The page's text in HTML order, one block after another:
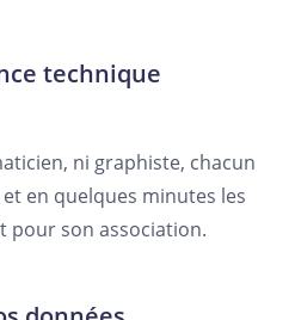
technique
ni graphiste, chacun
en quelques minutes les
pour son association.